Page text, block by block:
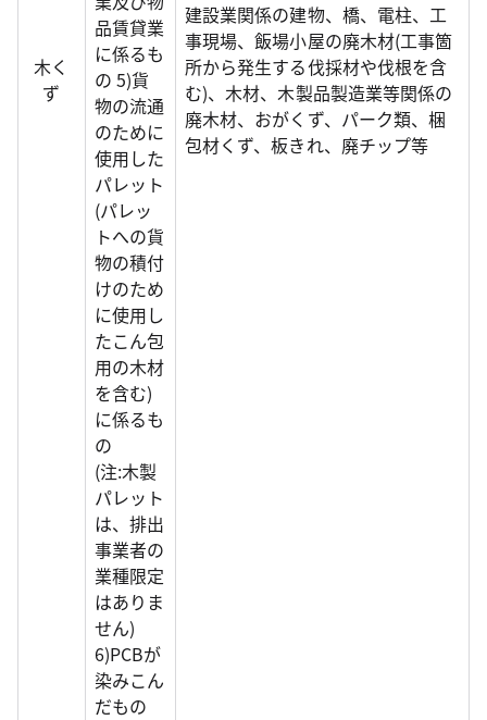
木く
ず
品賃貸業
に係るも
の 5)貨
物の流通
のために
使用した
パレット
(パレッ
トへの貨
物の積付
けのため
に使用し
たこん包
用の木材
を含む)
に係るも
の
(注:木製
パレット
は、排出
事業者の
業種限定
はありま
せん)
6)PCBが
染みこん
だもの
建設業関係の建物、橋、電柱、工
事現場、飯場小屋の廃木材(工事箇
所から発生する伐採材や伐根を含
む)、木材、木製品製造業等関係の
廃木材、おがくず、パーク類、梱
包材くず、板きれ、廃チップ等